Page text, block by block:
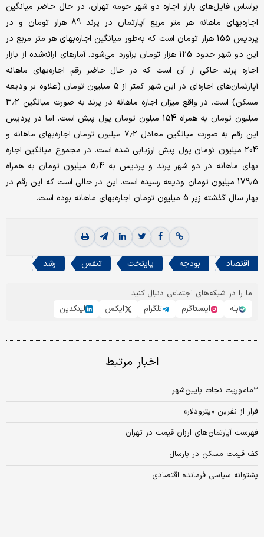
براساس فایل‌‌‌های بازار اجاره دو شهر حومه تهران، در حال حاضر میانگین
اجاره‌‌‌بهای ماهانه هر متر مربع آپارتمان در پرند 89 هزار تومان و در
پردیس 155 هزار تومان است که به‌طور میانگین اجاره‌‌‌بهای هر متر مربع در
این دو شهر حدود 125 هزار تومان برآورد می‌شود. آمارهای ارائه‌شده از بازار
اجاره پرند حاکی از آن است که در حال حاضر رقم اجاره‌‌‌بهای ماهانه
آپارتمان‌های اجاره‌‌‌ای در این شهر کمتر از 5 میلیون تومان (علاوه بر ودیعه
مسکن) است. در واقع میزان اجاره ماهانه در پرند به صورت میانگین 3.2
میلیون تومان به همراه 154 میلون تومان پول پیش است. اما در پردیس
این رقم به صورت میانگین معادل 7.2 میلیون تومان اجاره‌بهای ماهانه و
204 میلیون تومان پول پیش ارزیابی شده است. در مجموع میانگین اجاره
‌‌‌بهای ماهانه در دو شهر پرند و پردیس به 5.4 میلیون تومان به همراه
179.5 میلیون تومان ودیعه رسیده است. این در حالی است که این رقم در
بهار سال گذشته زیر 5 میلیون تومان اجاره‌‌‌بهای ماهانه بوده است.
اقتصاد بودجه پایتخت تنفس رشد
ما را در شبکه‌های اجتماعی دنبال کنید
بله
اینستاگرم تلگرام ایکس لینکدین
اخبار مرتبط
۲ماموریت نجات پایین‏‏‌شهر
فرار از نفرین «پترودلار»
فهرست آپارتمان‌های ارزان قیمت در تهران
کف قیمت مسکن در پارسال
پشتوانه سیاسی فرمانده اقتصادی